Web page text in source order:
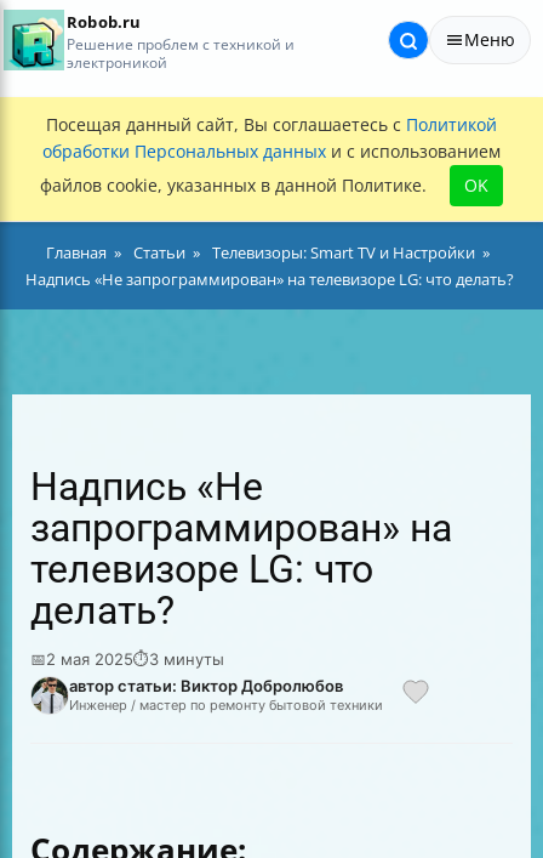
Robob.ru
Решение проблем с техникой и
электроникой
Меню
Посещая данный сайт, Вы соглашаетесь с Политикой
обработки Персональных данных и с использованием
файлов cookie, указанных в данной Политике.
OK
Главная Статьи
Телевизоры: Smart TV и Настройки
Надпись «Не запрограммирован» на телевизоре LG: что делать?
Надпись «Не
запрограммирован» на
телевизоре LG: что
делать?
📅2 мая 2025⏱3 минуты
автор статьи: Виктор Добролюбов
Инженер / мастер по ремонту бытовой техники